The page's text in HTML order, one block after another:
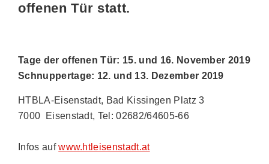
offenen Tür statt.
Tage der offenen Tür: 15. und 16. November 2019
Schnuppertage: 12. und 13. Dezember 2019
HTBLA-Eisenstadt, Bad Kissingen Platz 3
7000 Eisenstadt, Tel: 02682/64605-66
Infos aufwww.htleisenstadt.at